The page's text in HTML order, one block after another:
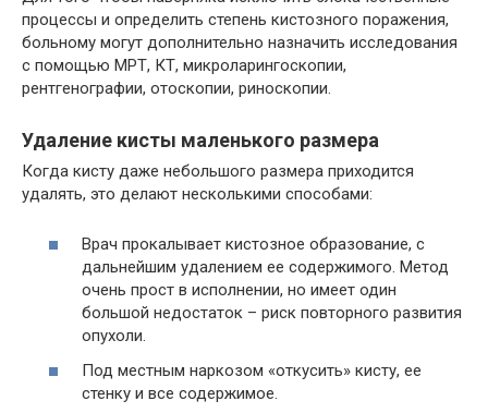
процессы и определить степень кистозного поражения,
больному могут дополнительно назначить исследования
с помощью МРТ, КТ, микроларингоскопии,
рентгенографии, отоскопии, риноскопии.
Удаление кисты маленького размера
Когда кисту даже небольшого размера приходится
удалять, это делают несколькими способами:
Врач прокалывает кистозное образование, с
дальнейшим удалением ее содержимого. Метод
очень прост в исполнении, но имеет один
большой недостаток – риск повторного развития
опухоли.
Под местным наркозом «откусить» кисту, ее
стенку и все содержимое.